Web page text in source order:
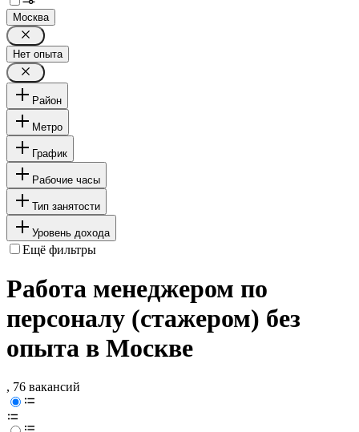
Москва
Нет опыта
Район
Метро
График
Рабочие часы
Тип занятости
Уровень дохода
Ещё фильтры
Работа менеджером по
персоналу (стажером) без
опыта в Москве
, 76 вакансий